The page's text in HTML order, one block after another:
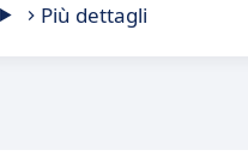
Più dettagli